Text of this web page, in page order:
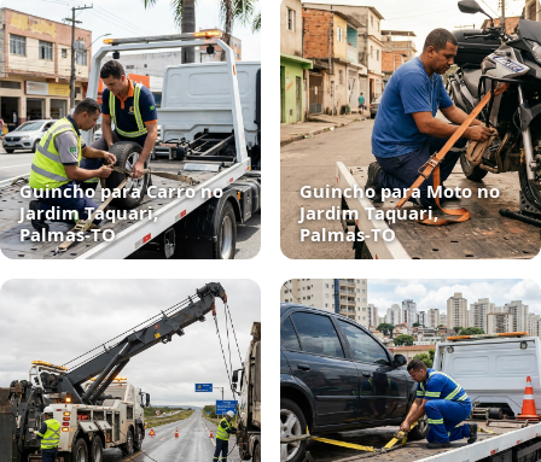
Guincho para Carro no
Jardim Taquari,
Palmas‑TO
Guincho para Moto no
Jardim Taquari,
Palmas‑TO